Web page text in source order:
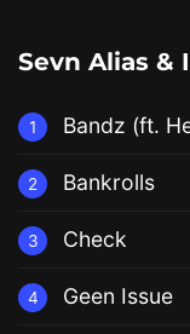
Sevn Alias &
1 Bandz (ft.
2 Bankrolls
3 Check
4 Geen Issue